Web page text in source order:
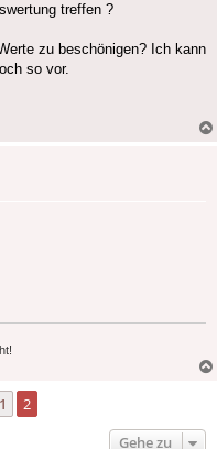
treffen ?
zu beschönigen? Ich kann
so vor.
Vorherige
1
2
Gehe zu